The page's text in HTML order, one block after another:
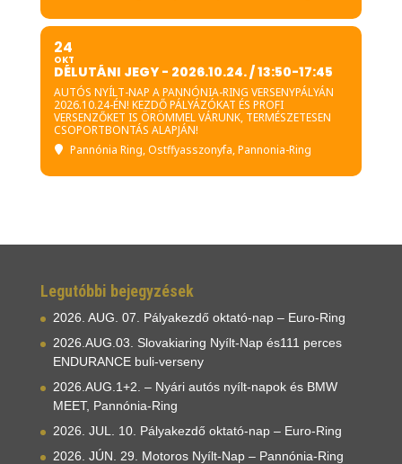
24
OKT
DÉLUTÁNI JEGY - 2026.10.24. / 13:50-17:45
AUTÓS NYÍLT-NAP A PANNÓNIA-RING VERSENYPÁLYÁN
2026.10.24-ÉN! KEZDŐ PÁLYÁZÓKAT ÉS PROFI
VERSENZŐKET IS ÖRÖMMEL VÁRUNK, TERMÉSZETESEN
CSOPORTBONTÁS ALAPJÁN!
Pannónia Ring, Ostffyasszonyfa, Pannonia-Ring
Legutóbbi bejegyzések
2026. AUG. 07. Pályakezdő oktató-nap – Euro-Ring
2026.AUG.03. Slovakiaring Nyílt-Nap és111 perces
ENDURANCE buli-verseny
2026.AUG.1+2. – Nyári autós nyílt-napok és BMW
MEET, Pannónia-Ring
2026. JUL. 10. Pályakezdő oktató-nap – Euro-Ring
2026. JÚN. 29. Motoros Nyílt-Nap – Pannónia-Ring